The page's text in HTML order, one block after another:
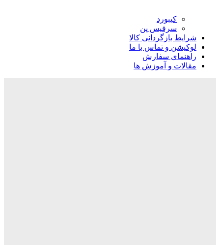
کیبورد
سرفیس پن
شرایط بازگردانی کالا
لوکیشن و تماس با ما
راهنمای سفارش
مقالات و آموزش ها